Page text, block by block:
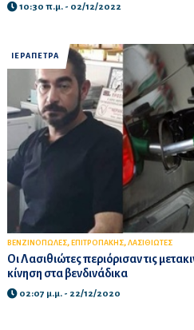
10:30 π.μ. - 02/12/2022
ΙΕΡΑΠΕΤΡΑ
ΒΕΝΖΙΝΟΠΩΛΕΣ, ΕΠΙΤΡΟΠΑΚΗΣ, ΛΑΣΙΘΙΩΤΕΣ
Οι Λασιθιώτες περιόρισαν τις
κίνηση στα βενδινάδικα
02:07 μ.μ. - 22/12/2020